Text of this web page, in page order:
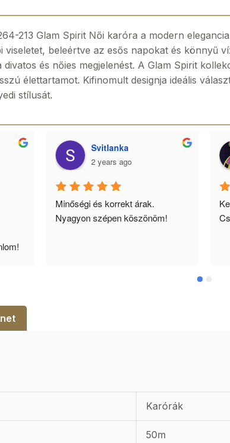
213 Glam Spirit Női karóra a modern
viseletet, beleértve az esős napokat és könnyű
és nőies megjelenést. A Glam Spirit
élettartamot. Kifinomult designja ideális
stílusát.
Svitlanka
2 years ago
Minőségi és korrekt árak.
Nyagyon szépen köszönöm!
Karórák
50m